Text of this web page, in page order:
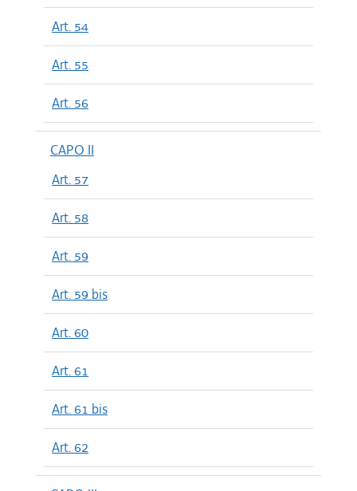
Art. 54
Art. 55
Art. 56
CAPO II
Art. 57
Art. 58
Art. 59
Art. 59 bis
Art. 60
Art. 61
Art. 61 bis
Art. 62